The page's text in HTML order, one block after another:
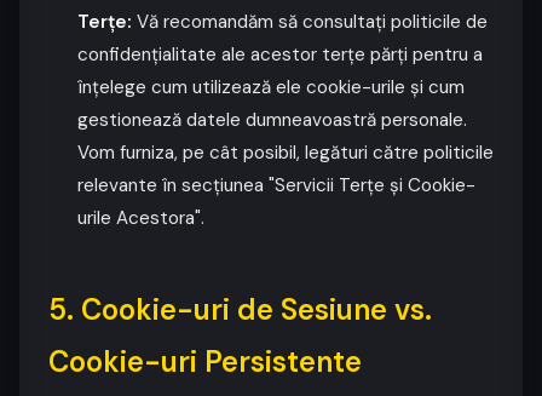
Terțe: Vă recomandăm să consultați politicile de
confidențialitate ale acestor terțe părți pentru a
înțelege cum utilizează ele cookie-urile și cum
gestionează datele dumneavoastră personale.
Vom furniza, pe cât posibil, legături către politicile
relevante în secțiunea "Servicii Terțe și Cookie-
urile Acestora".
5. Cookie-uri de Sesiune vs.
Cookie-uri Persistente